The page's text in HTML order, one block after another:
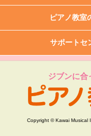
ピアノ教室
サポートセ
ジブンに合
Copyright © Kawai Musical